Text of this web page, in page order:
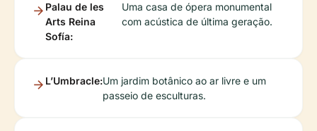
Palau de les
Arts Reina
Sofía:
Uma casa de ópera monumental
com acústica de última geração.
L’Umbracle:Um jardim botânico ao ar livre e um
passeio de esculturas.